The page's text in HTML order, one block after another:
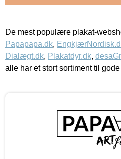
De mest populære plakat-
Papapapa.dk,
Dialægt.dk, Plakatdyr.dk,
alle har et stort sortiment til gode